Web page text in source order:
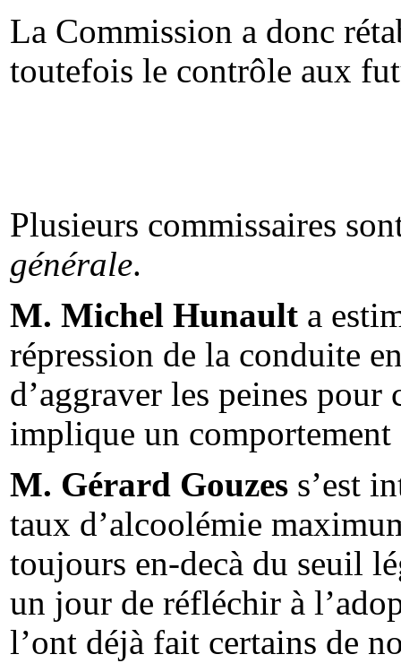
La Commission a donc
toutefois le contrôle aux
Plusieurs commissaires
générale.
M. Michel Hunault a
répression de la conduite
d’aggraver les peines
implique un
M. Gérard Gouzes s’est
taux d’alcoolémie
toujours en-decà du seuil
un jour de réfléchir à
l’ont déjà fait certains de